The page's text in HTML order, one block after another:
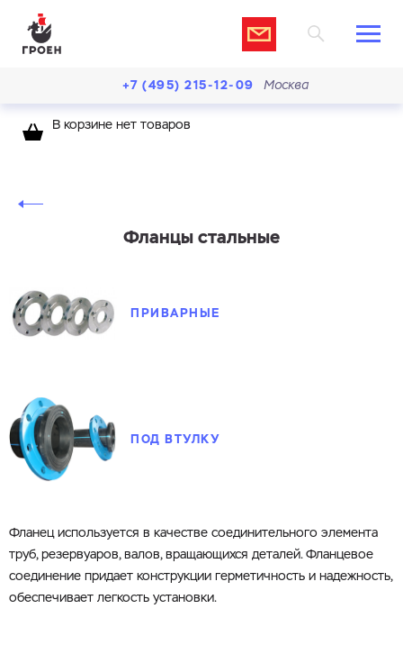
получить. Мы свяжемся с вами в ближайшее время.
+7 (495) 215-12-09 Москва
В корзине нет товаров
Фланцы стальные
ПРИВАРНЫЕ
ПОД ВТУЛКУ
Фланец используется в качестве соединительного элемента
труб, резервуаров, валов, вращающихся деталей. Фланцевое
соединение придает конструкции герметичность и надежность,
обеспечивает легкость установки.